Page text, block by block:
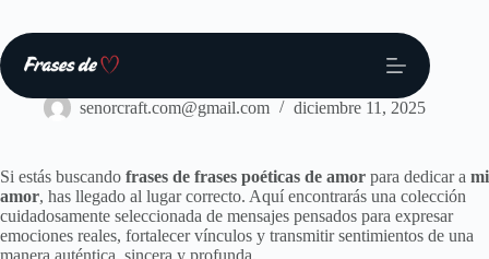
contenido
Frases
senorcraft.com@gmail.com diciembre 11, 2025
Si estás buscando frases de frases poéticas de amor para dedicar a mi
amor, has llegado al lugar correcto. Aquí encontrarás una colección
cuidadosamente seleccionada de mensajes pensados para expresar
emociones reales, fortalecer vínculos y transmitir sentimientos de una
manera auténtica, sincera y profunda.